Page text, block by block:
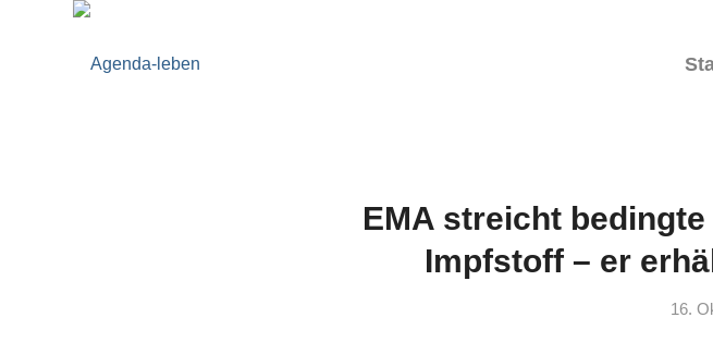
EMA streicht
Impfstoff – er
16.